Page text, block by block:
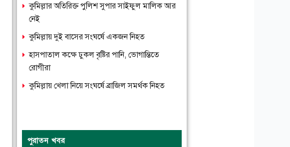
কুমিল্লার অতিরিক্ত পুলিশ সুপার সাইফুল মালিক আর
নেই
কুমিল্লায় দুই বাসের সংঘর্ষে একজন নিহত
হাসপাতাল কক্ষে ঢুকল বৃষ্টির পানি, ভোগান্তিতে
রোগীরা
কুমিল্লায় খেলা নিয়ে সংঘর্ষে ব্রাজিল সমর্থক নিহত
পুরাতন খবর